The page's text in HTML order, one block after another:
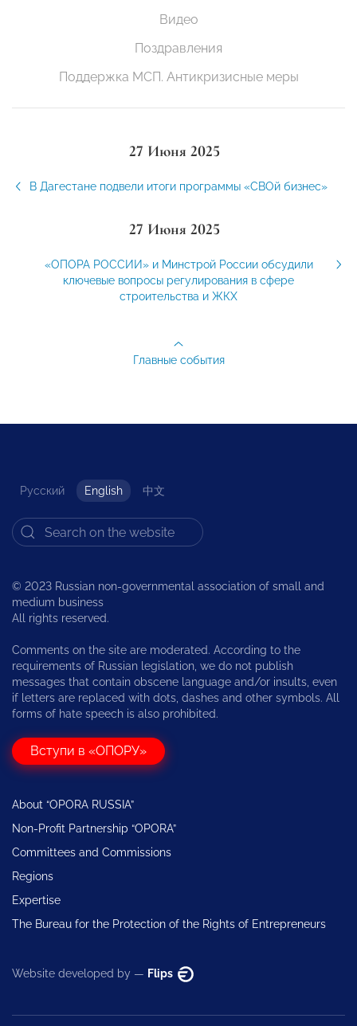
Видео
Поздравления
Поддержка МСП. Антикризисные меры
27 Июня 2025
В Дагестане подвели итоги программы «СВОй бизнес»
27 Июня 2025
«ОПОРА РОССИИ» и Минстрой России обсудили
ключевые вопросы регулирования в сфере
строительства и ЖКХ
Главные события
Русский English 中文
© 2023 Russian non-governmental association of small and
medium business
All rights reserved.
Comments on the site are moderated. According to the
requirements of Russian legislation, we do not publish
messages that contain obscene language and/or insults, even
if letters are replaced with dots, dashes and other symbols. All
forms of hate speech is also prohibited.
Вступи в «ОПОРУ»
About “OPORA RUSSIA”
Non-Profit Partnership “OPORA”
Committees and Commissions
Regions
Expertise
The Bureau for the Protection of the Rights of Entrepreneurs
Website developed by — Flips